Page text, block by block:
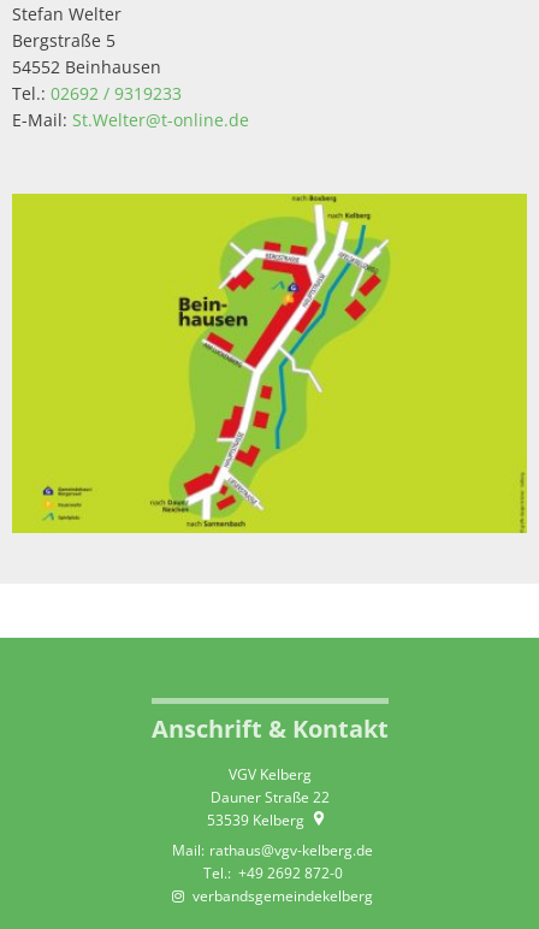
Stefan Welter
Bergstraße 5
54552 Beinhausen
Tel.: 02692 / 9319233
E-Mail: St.Welter@t-online.de
Anschrift & Kontakt
VGV Kelberg
Dauner Straße 22
53539 Kelberg
rathaus@vgv-kelberg.de
+49 2692 872-0
verbandsgemeindekelberg